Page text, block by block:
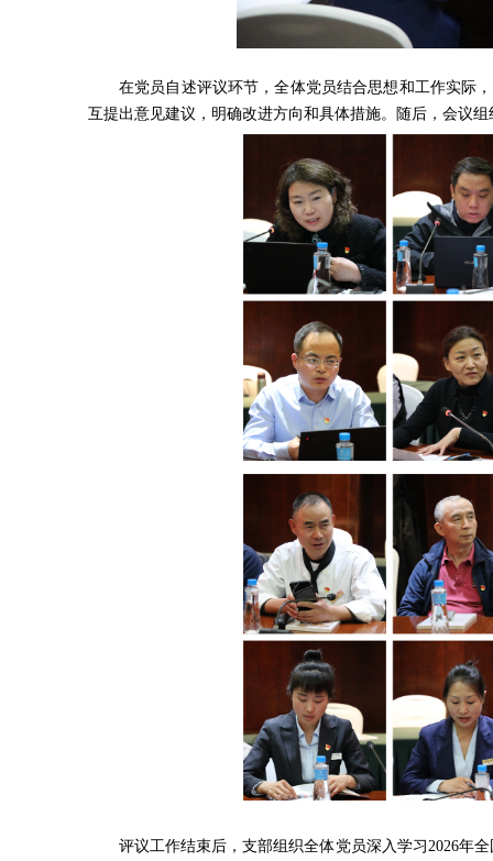
在党员自述评议环节，全体党员结合思想和工作实际
互提出意见建议，明确改进方向和具体措施。随后，会议
评议工作结束后，支部组织全体党员深入学习2026年